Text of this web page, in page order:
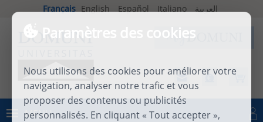
Paramètres des cookies
Nous utilisons des cookies pour améliorer votre
navigation, analyser notre trafic et vous
proposer des contenus ou publicités
personnalisés. En cliquant « Tout accepter »,
Français English Español Italiano العربية
MENU Se connecter